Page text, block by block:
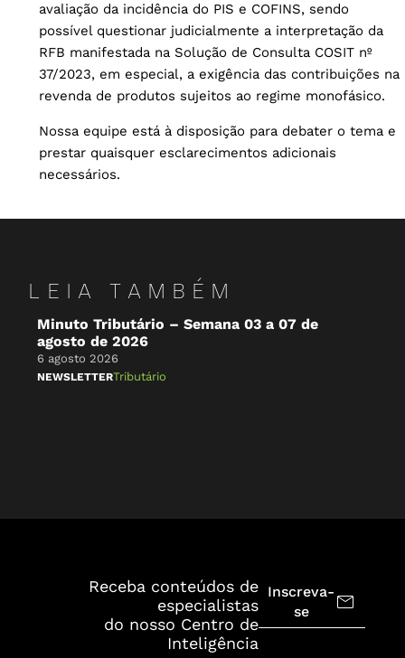
avaliação da incidência do PIS e COFINS, sendo
possível questionar judicialmente a interpretação da
RFB manifestada na Solução de Consulta COSIT nº
37/2023, em especial, a exigência das contribuições na
revenda de produtos sujeitos ao regime monofásico.
Nossa equipe está à disposição para debater o tema e
prestar quaisquer esclarecimentos adicionais
necessários.
LEIA TAMBÉM
Minuto Tributário – Semana 03 a 07 de
agosto de 2026
6 agosto 2026
NEWSLETTERTributário
Receba conteúdos de
especialistas
do nosso Centro de
Inteligência
Inscreva-
se